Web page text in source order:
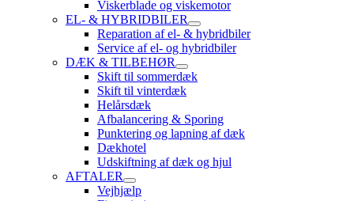
Viskerblade og viskemotor
EL- & HYBRIDBILER
Reparation af el- & hybridbiler
Service af el- og hybridbiler
DÆK & TILBEHØR
Skift til sommerdæk
Skift til vinterdæk
Helårsdæk
Afbalancering & Sporing
Punktering og lapning af dæk
Dækhotel
Udskiftning af dæk og hjul
AFTALER
Vejhjælp